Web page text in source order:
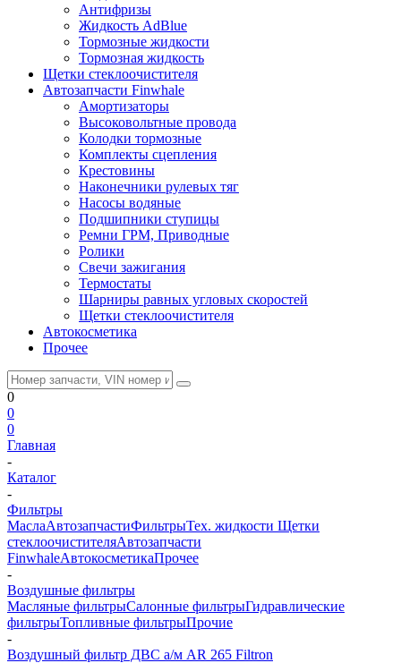
Антифризы
Жидкость AdBlue
Тормозные жидкости
Тормозная жидкость
Щетки стеклоочистителя
Автозапчасти Finwhale
Амортизаторы
Высоковольтные провода
Колодки тормозные
Комплекты сцепления
Крестовины
Наконечники рулевых тяг
Насосы водяные
Подшипники ступицы
Ремни ГРМ, Приводные
Ролики
Свечи зажигания
Термостаты
Шарниры равных угловых скоростей
Щетки стеклоочистителя
Автокосметика
Прочее
0
0
0
Главная
-
Каталог
-
Фильтры
МаслаАвтозапчастиФильтрыТех. жидкости Щетки
стеклоочистителяАвтозапчасти
FinwhaleАвтокосметикаПрочее
-
Воздушные фильтры
Масляные фильтрыСалонные фильтрыГидравлические
фильтрыТопливные фильтрыПрочие
-
Воздушный фильтр ДВС а/м AR 265 Filtron